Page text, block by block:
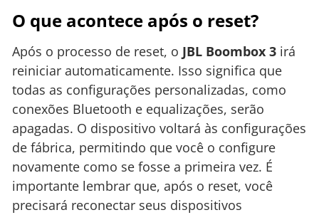
O que acontece após o reset?
Após o processo de reset, o JBL Boombox 3 irá
reiniciar automaticamente. Isso significa que
todas as configurações personalizadas, como
conexões Bluetooth e equalizações, serão
apagadas. O dispositivo voltará às configurações
de fábrica, permitindo que você o configure
novamente como se fosse a primeira vez. É
importante lembrar que, após o reset, você
precisará reconectar seus dispositivos